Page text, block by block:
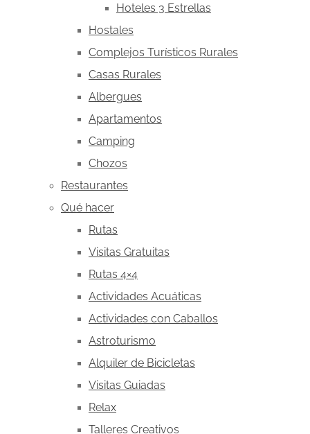
Hoteles 3 Estrellas
Hostales
Complejos Turísticos Rurales
Casas Rurales
Albergues
Apartamentos
Camping
Chozos
Restaurantes
Qué hacer
Rutas
Visitas Gratuitas
Rutas 4×4
Actividades Acuáticas
Actividades con Caballos
Astroturismo
Alquiler de Bicicletas
Visitas Guiadas
Relax
Talleres Creativos